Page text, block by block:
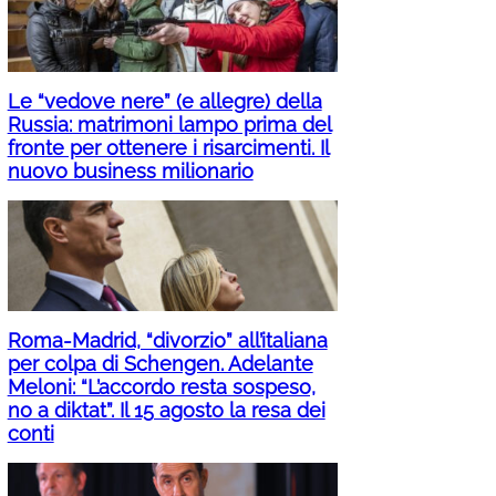
Le “vedove nere” (e allegre) della
Russia: matrimoni lampo prima del
fronte per ottenere i risarcimenti. Il
nuovo business milionario
Roma-Madrid, “divorzio” all’italiana
per colpa di Schengen. Adelante
Meloni: “L’accordo resta sospeso,
no a diktat”. Il 15 agosto la resa dei
conti